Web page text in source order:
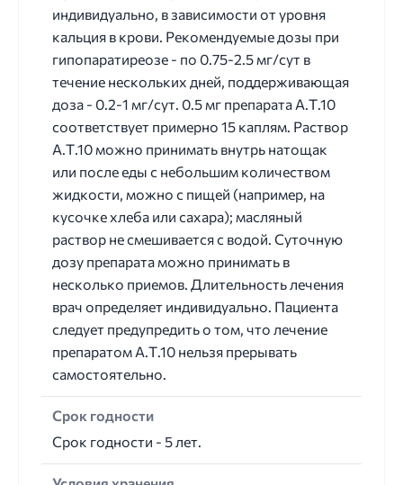
индивидуально, в зависимости от уровня
кальция в крови. Рекомендуемые дозы при
гипопаратиреозе - по 0.75-2.5 мг/сут в
течение нескольких дней, поддерживающая
доза - 0.2-1 мг/сут. 0.5 мг препарата А.Т.10
соответствует примерно 15 каплям. Раствор
А.Т.10 можно принимать внутрь натощак
или после еды с небольшим количеством
жидкости, можно с пищей (например, на
кусочке хлеба или сахара); масляный
раствор не смешивается с водой. Суточную
дозу препарата можно принимать в
несколько приемов. Длительность лечения
врач определяет индивидуально. Пациента
следует предупредить о том, что лечение
препаратом А.Т.10 нельзя прерывать
самостоятельно.
Срок годности
Срок годности - 5 лет.